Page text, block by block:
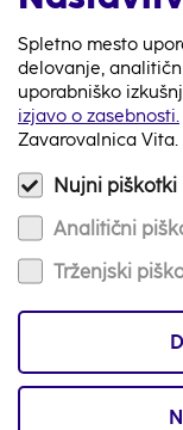
080 87 98
Na voljo
Video klic
Na voljo
Spletno mesto
delovanje,
uporabniško
izjavo o zasebnosti.
Zavarovalnica Vita.
Nujni piškotki
Analitični
Trženjski